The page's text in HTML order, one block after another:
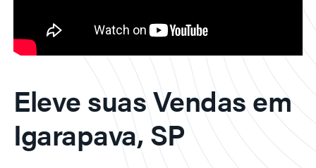
Eleve suas Vendas em
Igarapava, SP